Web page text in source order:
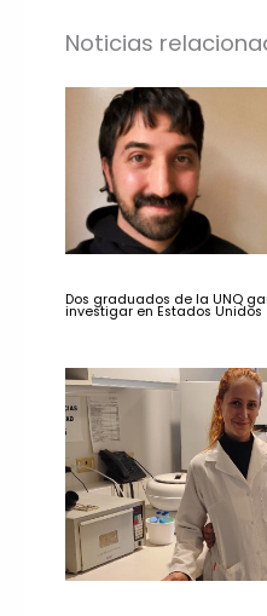
Noticias
Dos graduados de la UNQ
investigar en Estados Unidos